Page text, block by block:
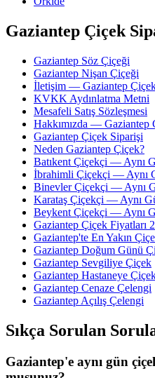
Gaziantep Çiçek
Gaziantep Söz Çiçeği
Gaziantep Nişan Çiçeği
İletişim — Gaziantep
KVKK Aydınlatma Metni
Mesafeli Satış Sözleşmesi
Hakkımızda — Gaziantep
Gaziantep Çiçek Siparişi
Neden Gaziantep Çiçek?
Batıkent Çiçekçi — Aynı
İbrahimli Çiçekçi — Aynı
Binevler Çiçekçi — Aynı
Karataş Çiçekçi — Aynı
Beykent Çiçekçi — Aynı
Gaziantep Çiçek Fiyatları
Gaziantep'te En Yakın
Gaziantep Doğum Günü
Gaziantep Sevgiliye Çiçek
Gaziantep Hastaneye
Gaziantep Cenaze Çelengi
Gaziantep Açılış Çelengi
Sıkça Sorulan
Gaziantep'e aynı gün